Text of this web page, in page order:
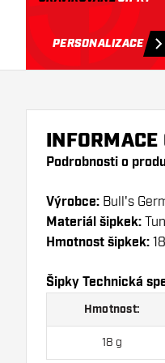
PERSONALIZACE
INFORMACE
Podrobnosti o
Výrobce: Bull's
Materiál šipkek:
Hmotnost šipkek:
Šipky Technická
Hmotnost:
18 g